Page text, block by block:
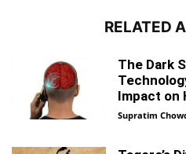
RELATED
The Dark
Impact on
Supratim